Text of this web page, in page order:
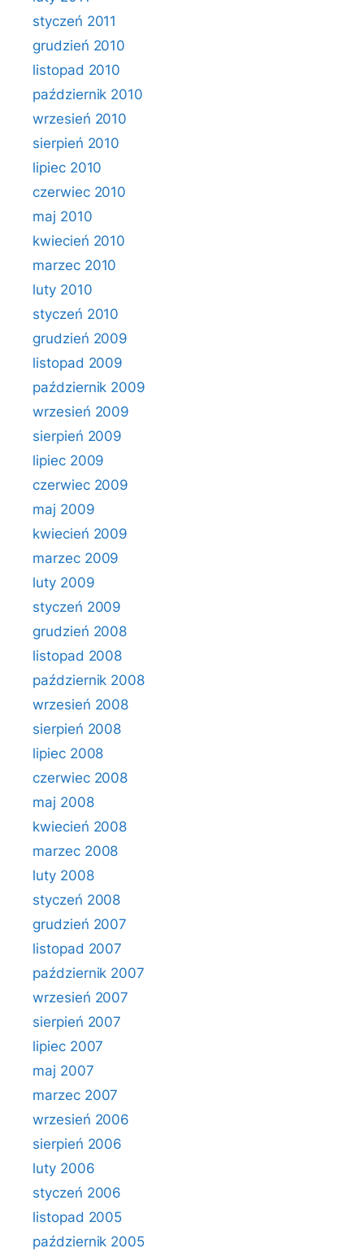
styczeń 2011
grudzień 2010
listopad 2010
październik 2010
wrzesień 2010
sierpień 2010
lipiec 2010
czerwiec 2010
maj 2010
kwiecień 2010
marzec 2010
luty 2010
styczeń 2010
grudzień 2009
listopad 2009
październik 2009
wrzesień 2009
sierpień 2009
lipiec 2009
czerwiec 2009
maj 2009
kwiecień 2009
marzec 2009
luty 2009
styczeń 2009
grudzień 2008
listopad 2008
październik 2008
wrzesień 2008
sierpień 2008
lipiec 2008
czerwiec 2008
maj 2008
kwiecień 2008
marzec 2008
luty 2008
styczeń 2008
grudzień 2007
listopad 2007
październik 2007
wrzesień 2007
sierpień 2007
lipiec 2007
maj 2007
marzec 2007
wrzesień 2006
sierpień 2006
luty 2006
styczeń 2006
listopad 2005
październik 2005